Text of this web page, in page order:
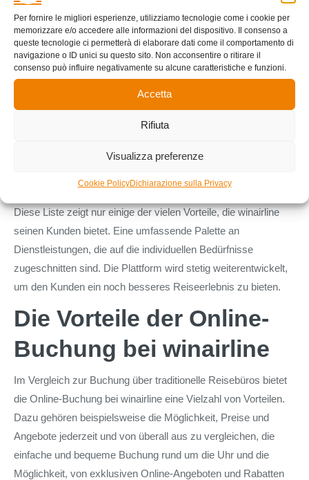
Per fornire le migliori esperienze, utilizziamo tecnologie come i cookie per
memorizzare e/o accedere alle informazioni del dispositivo. Il consenso a
queste tecnologie ci permetterà di elaborare dati come il comportamento di
navigazione o ID unici su questo sito. Non acconsentire o ritirare il
consenso può influire negativamente su alcune caratteristiche e funzioni.
Accetta
Rifiuta
Visualizza preferenze
Cookie PolicyDichiarazione sulla Privacy
Preis kombinieren. Diese Reisepakete sind ideal für Reisende,
die sich die Planung ihrer Reise erleichtern möchten. Die
Zusammenstellung der Pakete berücksichtigt die Bedürfnisse
verschiedener Reisegruppen und -interessen.
Flüge von über 800 Fluggesellschaften
Hotels in allen Preiskategorien
24/7 Kundenservice
Diese Liste zeigt nur einige der vielen Vorteile, die winairline
seinen Kunden bietet. Eine umfassende Palette an
Dienstleistungen, die auf die individuellen Bedürfnisse
zugeschnitten sind. Die Plattform wird stetig weiterentwickelt,
um den Kunden ein noch besseres Reiseerlebnis zu bieten.
Die Vorteile der Online-
Buchung bei winairline
Im Vergleich zur Buchung über traditionelle Reisebüros bietet
die Online-Buchung bei winairline eine Vielzahl von Vorteilen.
Dazu gehören beispielsweise die Möglichkeit, Preise und
Angebote jederzeit und von überall aus zu vergleichen, die
einfache und bequeme Buchung rund um die Uhr und die
Möglichkeit, von exklusiven Online-Angeboten und Rabatten